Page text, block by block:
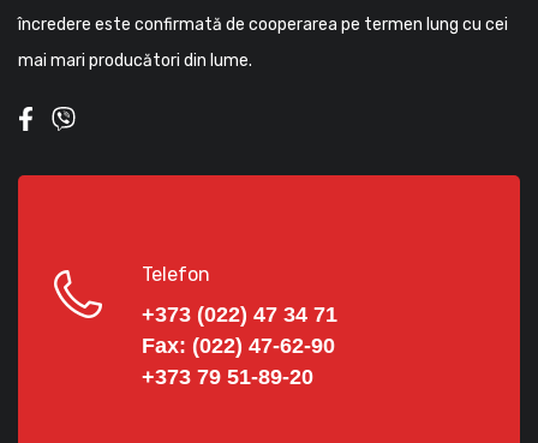
încredere este confirmată de cooperarea pe termen lung cu cei
mai mari producători din lume.
Telefon
+373 (022) 47 34 71
Fax: (022) 47-62-90
+373 79 51-89-20